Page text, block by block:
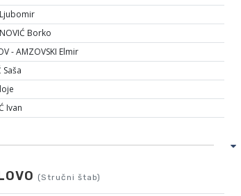
Borko
- AMZOVSKI Elmir
Saša
Ivan
(Stručni štab)